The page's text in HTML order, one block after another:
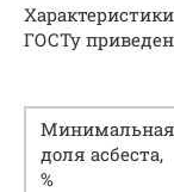
ГОСТу
Минимальная
доля асбеста,
%